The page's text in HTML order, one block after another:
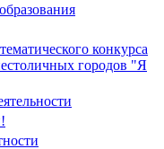
конкурса
городов "Я